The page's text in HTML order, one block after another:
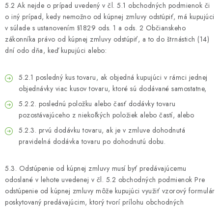
5.2 Ak nejde o prípad uvedený v čl. 5.1 obchodných podmienok či
o iný prípad, kedy nemožno od kúpnej zmluvy odstúpiť, má kupujúci
v súlade s ustanovením §1829 ods. 1 a ods. 2 Občianskeho
zákonníka právo od kúpnej zmluvy odstúpiť, a to do štrnástich (14)
dní odo dňa, keď kupujúci alebo:
5.2.1 posledný kus tovaru, ak objedná kupujúci v rámci jednej
objednávky viac kusov tovaru, ktoré sú dodávané samostatne,
5.2.2. poslednú položku alebo časť dodávky tovaru
pozostávajúceho z niekoľkých položiek alebo častí, alebo
5.2.3. prvú dodávku tovaru, ak je v zmluve dohodnutá
pravidelná dodávka tovaru po dohodnutú dobu.
5.3. Odstúpenie od kúpnej zmluvy musí byť predávajúcemu
odoslané v lehote uvedenej v čl. 5.2 obchodných podmienok Pre
odstúpenie od kúpnej zmluvy môže kupujúci využiť vzorový formulár
poskytovaný predávajúcim, ktorý tvorí prílohu obchodných